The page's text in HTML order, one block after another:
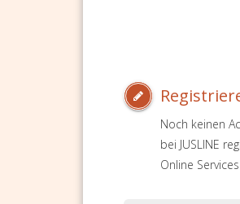
Noch keinen
bei JUSLINE
Online